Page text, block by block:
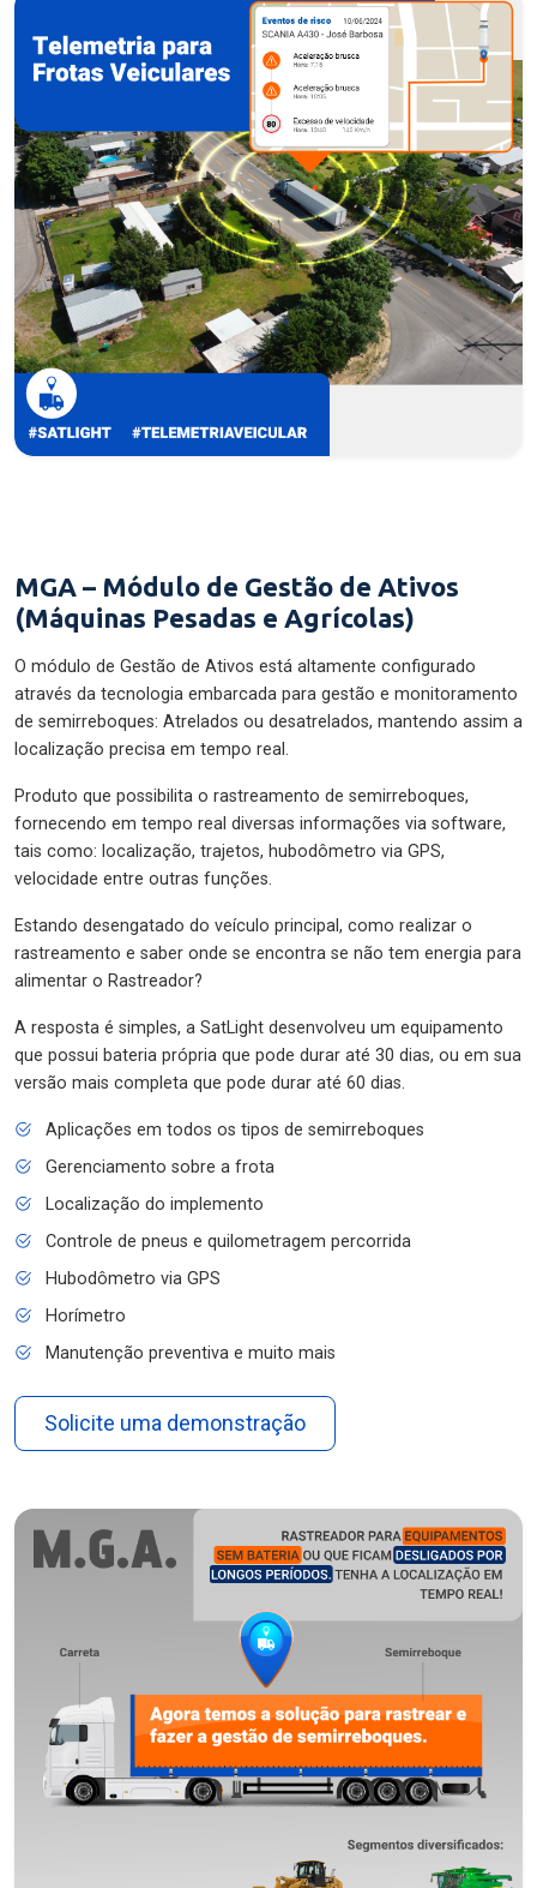
MGA – Módulo de Gestão de Ativos
(Máquinas Pesadas e Agrícolas)
O módulo de Gestão de Ativos está altamente configurado
através da tecnologia embarcada para gestão e monitoramento
de semirreboques: Atrelados ou desatrelados, mantendo assim a
localização precisa em tempo real.
Produto que possibilita o rastreamento de semirreboques,
fornecendo em tempo real diversas informações via software,
tais como: localização, trajetos, hubodômetro via GPS,
velocidade entre outras funções.
Estando desengatado do veículo principal, como realizar o
rastreamento e saber onde se encontra se não tem energia para
alimentar o Rastreador?
A resposta é simples, a SatLight desenvolveu um equipamento
que possui bateria própria que pode durar até 30 dias, ou em sua
versão mais completa que pode durar até 60 dias.
Aplicações em todos os tipos de semirreboques
Gerenciamento sobre a frota
Localização do implemento
Controle de pneus e quilometragem percorrida
Hubodômetro via GPS
Horímetro
Manutenção preventiva e muito mais
Solicite uma demonstração